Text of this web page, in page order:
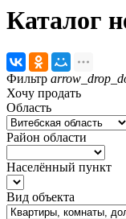
Каталог
Фильтр
Хочу продать
Область
Район области
Населённый пункт
Вид объекта